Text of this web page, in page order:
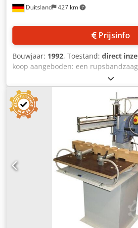
Duitsland 427 km
Prijsinfo
Bouwjaar: 1992, Toestand: direct
koop aangeboden: een
meerdere zaagbladen. Zaagbreedte:
doorgangsbereedte: 650 mm,
mm, diameter zaagblad: 65 mm,
werkstuk: 450 mm, toerental
werkhoogte: 850 mm, maximale
m/min. Afmetingen: circa 2700 mm/
gewicht: circa 2500 kg. Bezichtiging
Cjdpezl U Idsfx Agmjha